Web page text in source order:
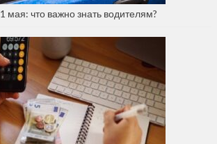
мая: что важно знать водителям?